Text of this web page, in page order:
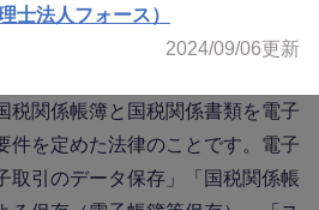
士法人フォース）
2024/09/06更新
税関係帳簿と国税関係書類を電子
件を定めた法律のことです。電子
取引のデータ保存」「国税関係帳